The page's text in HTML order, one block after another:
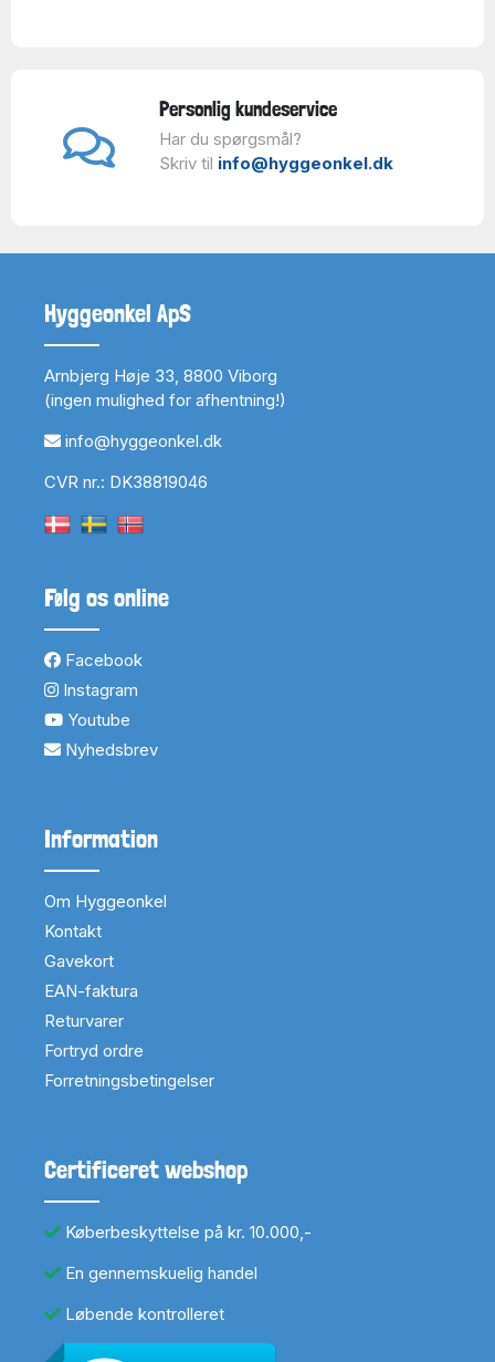
Personlig kundeservice
Har du spørgsmål?
Skriv til info@hyggeonkel.dk
Hyggeonkel ApS
Arnbjerg Høje 33, 8800 Viborg
(ingen mulighed for afhentning!)
info@hyggeonkel.dk
CVR nr.: DK38819046
Følg os online
Facebook
Instagram
Youtube
Nyhedsbrev
Information
Om Hyggeonkel
Kontakt
Gavekort
EAN-faktura
Returvarer
Fortryd ordre
Forretningsbetingelser
Certificeret webshop
Køberbeskyttelse på kr. 10.000,-
En gennemskuelig handel
Løbende kontrolleret